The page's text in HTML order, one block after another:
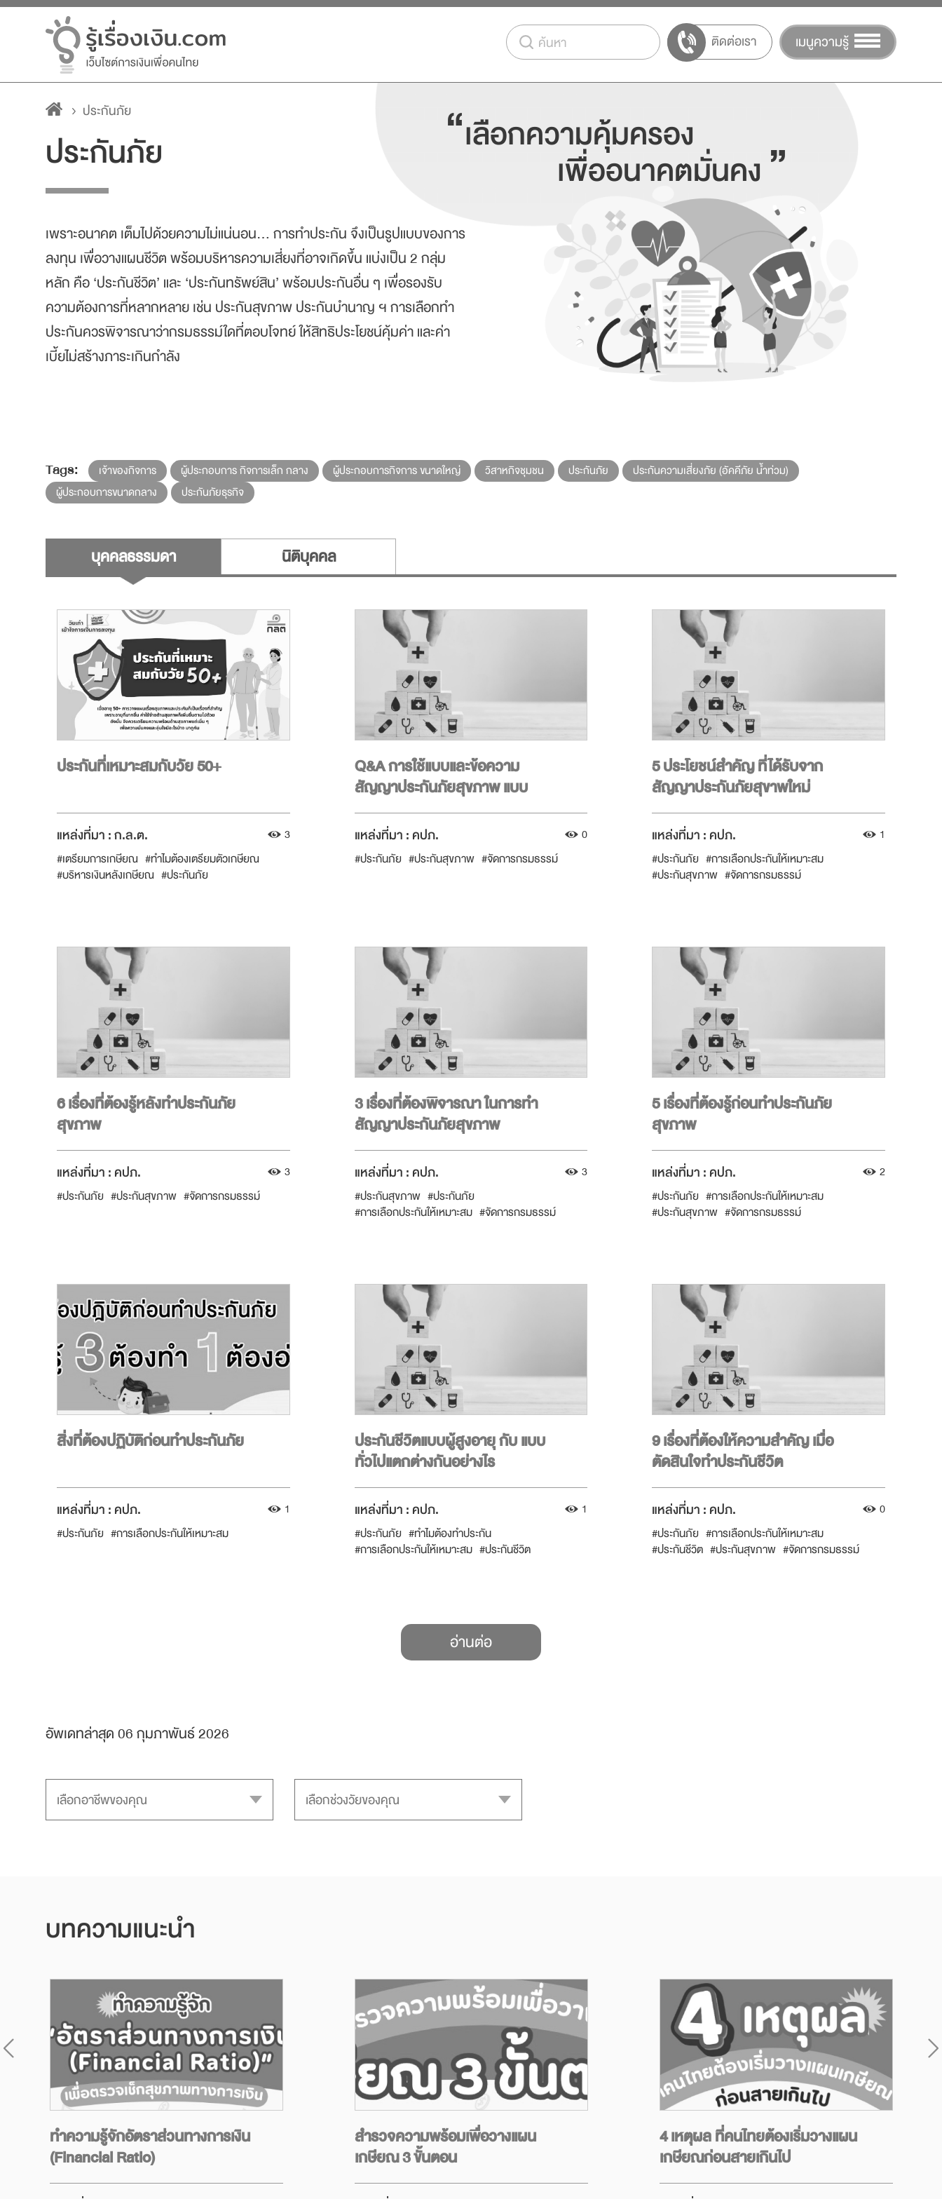
ค้นหา ติดต่อเรา เมนูความรู้
ประกันภัย
ประกันภัย
เพราะอนาคต เต็มไปด้วยความไม่แน่นอน... การทำประกัน จึงเป็นรูปแบบของการ
ลงทุน เพื่อวางแผนชีวิต พร้อมบริหารความเสี่ยงที่อาจเกิดขึ้น แบ่งเป็น 2 กลุ่ม
หลัก คือ ‘ประกันชีวิต’ และ ‘ประกันทรัพย์สิน’ พร้อมประกันอื่น ๆ เพื่อรองรับ
ความต้องการที่หลากหลาย เช่น ประกันสุขภาพ ประกันบำนาญ ฯ การเลือกทำ
ประกันควรพิจารณาว่ากรมธรรม์ใดที่ตอบโจทย์ ให้สิทธิประโยชน์คุ้มค่า และค่า
เบี้ยไม่สร้างภาระเกินกำลัง
“เลือกความคุ้มครอง
เพื่ออนาคตมั่นคง ”
Tags: เจ้าของกิจการ ผู้ประกอบการ กิจการเล็ก กลาง ผู้ประกอบการกิจการ ขนาดใหญ่ วิสาหกิจชุมชน ประกันภัย
ประกันความเสี่ยงภัย (อัคคีภัย น้ำท่วม)
ผู้ประกอบการขนาดกลาง
ประกันภัยธุรกิจ
บุคคลธรรมดา นิติบุคคล
ประกันที่เหมาะสมกับวัย 50+
แหล่งที่มา :ก.ล.ต.
#เตรียมการเกษียณ #ทำไมต้องเตรียมตัวเกษียณ
#บริหารเงินหลังเกษียณ #ประกันภัย
#วางแผนการเงิน
#ยูนิตลิงก์
3
Q&A การใช้แบบและข้อความ
สัญญาประกันภัยสุขภาพ แบบ
มาตรฐาน
แหล่งที่มา : คปภ.
#ประกันภัย #ประกันสุขภาพ #จัดการกรมธรรม์
0
5 ประโยชน์สำคัญ ที่ได้รับจาก
สัญญาประกันภัยสุขาพใหม่
แหล่งที่มา : คปภ.
#ประกันภัย #การเลือกประกันให้เหมาะสม
#ประกันสุขภาพ #จัดการกรมธรรม์
1
6 เรื่องที่ต้องรู้หลังทำประกันภัย
สุขภาพ
แหล่งที่มา : คปภ.
#ประกันภัย #ประกันสุขภาพ #จัดการกรมธรรม์
3
3 เรื่องที่ต้องพิจารณา ในการทำ
สัญญาประกันภัยสุขภาพ
แหล่งที่มา : คปภ.
#ประกันสุขภาพ #ประกันภัย
#การเลือกประกันให้เหมาะสม #จัดการกรมธรรม์
3
5 เรื่องที่ต้องรู้ก่อนทำประกันภัย
สุขภาพ
แหล่งที่มา : คปภ.
#ประกันภัย #การเลือกประกันให้เหมาะสม
#ประกันสุขภาพ #จัดการกรมธรรม์
2
สิ่งที่ต้องปฏิบัติก่อนทำประกันภัย
แหล่งที่มา : คปภ.
#ประกันภัย #การเลือกประกันให้เหมาะสม
1
ประกันชีวิตแบบผู้สูงอายุ กับ แบบ
ทั่วไปแตกต่างกันอย่างไร
แหล่งที่มา : คปภ.
#ประกันภัย #ทำไมต้องทำประกัน
#การเลือกประกันให้เหมาะสม #ประกันชีวิต
1
9 เรื่องที่ต้องให้ความสำคัญ เมื่อ
ตัดสินใจทำประกันชีวิต
แหล่งที่มา : คปภ.
#ประกันภัย #การเลือกประกันให้เหมาะสม
#ประกันชีวิต #ประกันสุขภาพ #จัดการกรมธรรม์
0
อ่านต่อ
อัพเดทล่าสุด 06 กุมภาพันธ์ 2026
บทความแนะนำ
ทำความรู้จักอัตราส่วนทางการเงิน
(Financial Ratio)
สำรวจความพร้อมเพื่อวางแผน
เกษียณ 3 ขั้นตอน
4 เหตุผล ที่คนไทยต้องเริ่มวางแผน
เกษียณก่อนสายเกินไป